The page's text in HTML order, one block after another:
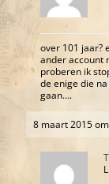
over 101 jaar?
ander account
proberen ik
de enige die
gaan….
8 maart 2015